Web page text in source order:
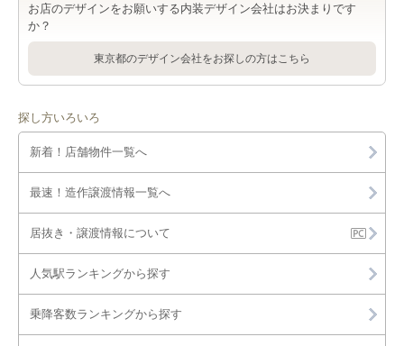
お店のデザインをお願いする内装デザイン会社はお決まりです
か？
東京都のデザイン会社をお探しの方はこちら
探し方いろいろ
新着！店舗物件一覧へ
最速！造作譲渡情報一覧へ
居抜き・譲渡情報について
人気駅ランキングから探す
乗降客数ランキングから探す